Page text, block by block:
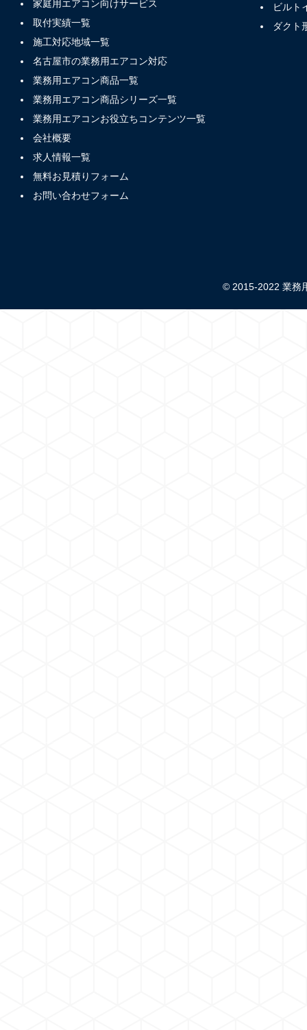
家庭用エアコン向けサービス
取付実績一覧
施工対応地域一覧
名古屋市の業務用エアコン対応
業務用エアコン商品一覧
業務用エアコン商品シリーズ一覧
業務用エアコンお役立ちコンテンツ一覧
会社概要
求人情報一覧
無料お見積りフォーム
お問い合わせフォーム
ビルト
ダクト
© 2015-2022 業務